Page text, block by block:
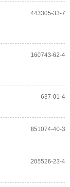
443305-33-7
160743-62-4
637-01-4
851074-40-3
205526-23-4